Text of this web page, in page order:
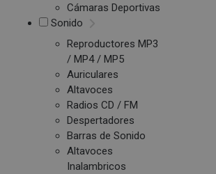
Cámaras Deportivas
Sonido
Reproductores MP3
/ MP4 / MP5
Auriculares
Altavoces
Radios CD / FM
Despertadores
Barras de Sonido
Altavoces
Inalambricos